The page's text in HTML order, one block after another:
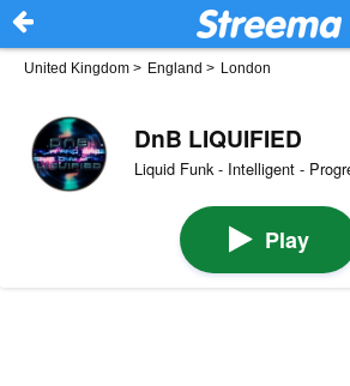
United Kingdom > England > London
DnB LIQUIFIED
Liquid Funk - Intelligent -
Play